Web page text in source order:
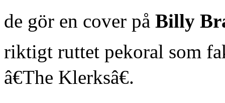
de gör en cover på Billy
riktigt ruttet pekoral som
â€The Klerksâ€.